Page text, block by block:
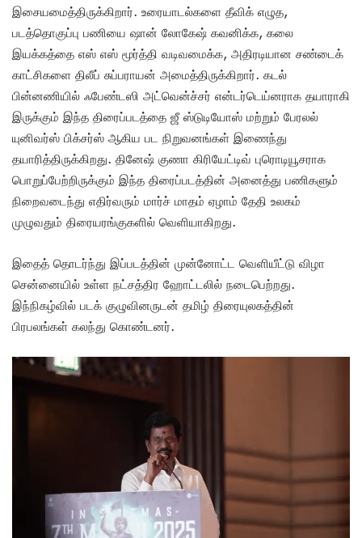
இசையமைத்திருக்கிறார். உரையாடல்களை தீவிக் எழுத,
படத்தொகுப்பு பணியை ஷான் லோகேஷ் கவனிக்க, கலை
இயக்கத்தை எஸ் எஸ் மூர்த்தி வடிவமைக்க, அதிரடியான சண்டைக்
காட்சிகளை திலீப் சுப்பராயன் அமைத்திருக்கிறார். கடல்
பின்னணியில் ஃபேண்டஸி அட்வென்ச்சர் என்டர்டெய்னராக தயாராகி
இருக்கும் இந்த திரைப்படத்தை ஜீ ஸ்டுடியோஸ் மற்றும் பேரலல்
யுனிவர்ஸ் பிக்சர்ஸ் ஆகிய பட நிறுவனங்கள் இணைந்து
தயாரித்திருக்கிறது. தினேஷ் குணா கிரியேட்டிவ் புரொடியூசராக
பொறுப்பேற்றிருக்கும் இந்த திரைப்படத்தின் அனைத்து பணிகளும்
நிறைவடைந்து எதிர்வரும் மார்ச் மாதம் ஏழாம் தேதி உலகம்
முழுவதும் திரையரங்குகளில் வெளியாகிறது.
இதைத் தொடர்ந்து இப்படத்தின் முன்னோட்ட வெளியீட்டு விழா
சென்னையில் உள்ள நட்சத்திர ஹோட்டலில் நடைபெற்றது.
இந்நிகழ்வில் படக் குழுவினருடன் தமிழ் திரையுலகத்தின்
பிரபலங்கள் கலந்து கொண்டனர்.